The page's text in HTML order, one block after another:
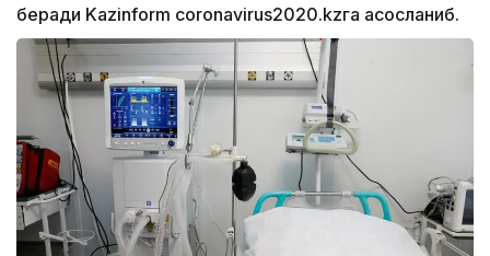
беради Kazinform coronavirus2020.kzга асосланиб.